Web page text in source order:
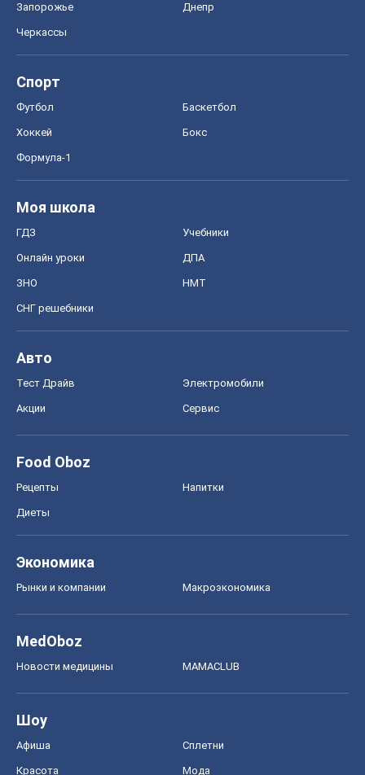
Запорожье Днепр
Черкассы
Спорт
Футбол Баскетбол
Хоккей Бокс
Формула-1
Моя школа
ГДЗ Учебники
Онлайн уроки ДПА
ЗНО НМТ
СНГ решебники
Авто
Тест Драйв Электромобили
Акции Сервис
Food Oboz
Рецепты Напитки
Диеты
Экономика
Рынки и компании Mакроэкономика
MedOboz
Новости медицины MAMACLUB
Шоу
Афиша Сплетни
Красота Мода